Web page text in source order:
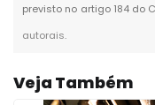
previsto no artigo 184 do
autorais.
Veja Também